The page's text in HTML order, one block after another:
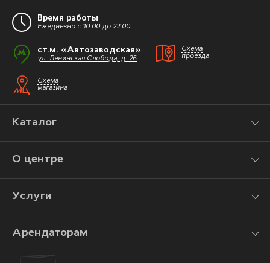
Время работы
Ежедневно с 10:00 до 22:00
ст.м. «Автозаводская»
ул. Ленинская Слобода, д. 26
Схема
проезда
Схема
магазина
Каталог
О центре
Услуги
Арендаторам